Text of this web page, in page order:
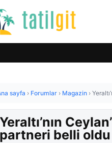
sayfa › Forumlar › Magazin ›
Yeraltı’nın
partneri belli oldu